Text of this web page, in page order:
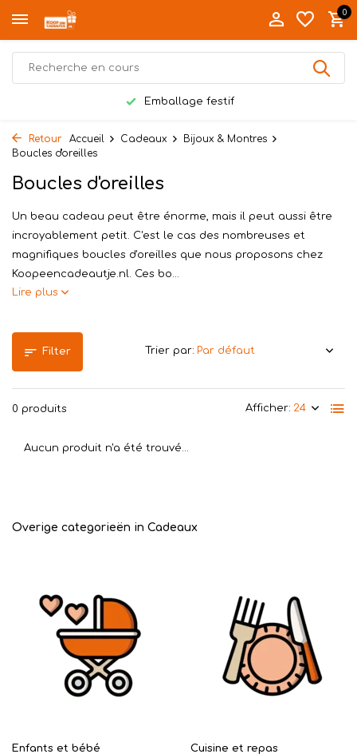
0
Emballage festif
Retour Accueil Cadeaux
Bijoux & Montres
Boucles d'oreilles
Boucles d'oreilles
Un beau cadeau peut être énorme, mais il peut aussi être
incroyablement petit. C'est le cas des nombreuses et
magnifiques boucles d'oreilles que nous proposons chez
Koopeencadeautje.nl. Ces bo...
Lire plus
Filter
0 produits Afficher:
Trier par:
Aucun produit n'a été trouvé...
Overige categorieën in Cadeaux
Enfants et bébé Cuisine et repas